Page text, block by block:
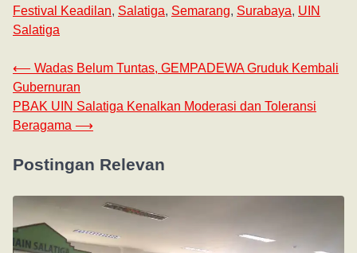
Festival Keadilan, Salatiga, Semarang, Surabaya, UIN
Salatiga
⟵ Wadas Belum Tuntas, GEMPADEWA Gruduk Kembali
Gubernuran
PBAK UIN Salatiga Kenalkan Moderasi dan Toleransi
Beragama ⟶
Postingan Relevan